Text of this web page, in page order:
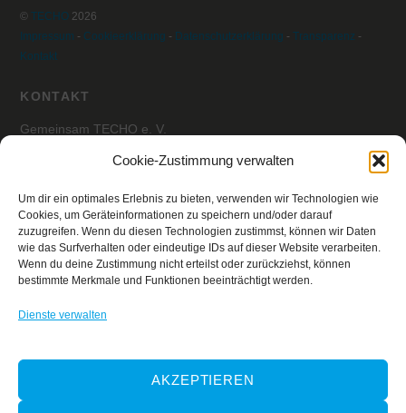
Cookie-Zustimmung verwalten
Um dir ein optimales Erlebnis zu bieten, verwenden wir Technologien wie
Cookies, um Geräteinformationen zu speichern und/oder darauf
zuzugreifen. Wenn du diesen Technologien zustimmst, können wir Daten
wie das Surfverhalten oder eindeutige IDs auf dieser Website verarbeiten.
Wenn du deine Zustimmung nicht erteilst oder zurückziehst, können
bestimmte Merkmale und Funktionen beeinträchtigt werden.
Dienste verwalten
AKZEPTIEREN
© TECHO 2026
Impressum - Cookieerklärung - Datenschutzerklärung - Transparenz -
Kontakt
KONTAKT
Gemeinsam TECHO e. V.
z.Hd. Julian Sitter
60385 Frankfurt am Main,Deutschland
deutschland@techo.org
SPENDENKONTO
Verwendungszweck: TECHO Deutschland